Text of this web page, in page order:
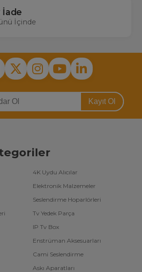
İade
İçinde
Kayıt Ol
4K Uydu Alıcılar
Elektronik Malzemeler
Seslendirme Hoparlörleri
Tv Yedek Parça
IP Tv Box
Enstrüman Aksesuarları
Cami Seslendirme
Askı Aparatları